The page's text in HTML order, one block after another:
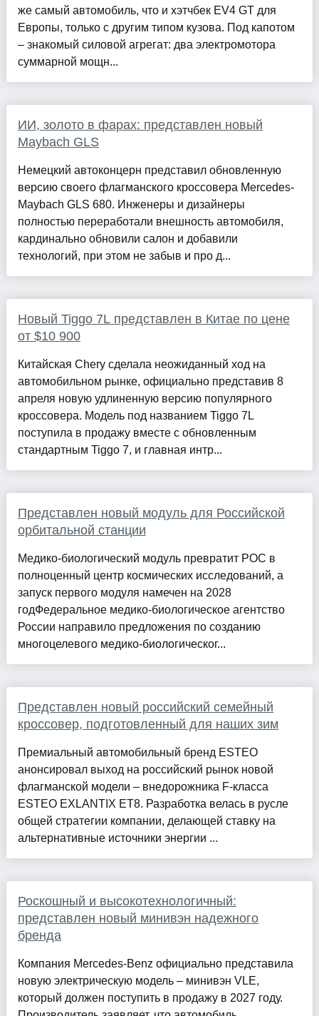
же самый автомобиль, что и хэтчбек EV4 GT для
Европы, только с другим типом кузова. Под капотом
– знакомый силовой агрегат: два электромотора
суммарной мощн...
ИИ, золото в фарах: представлен новый
Maybach GLS
Немецкий автоконцерн представил обновленную
версию своего флагманского кроссовера Mercedes-
Maybach GLS 680. Инженеры и дизайнеры
полностью переработали внешность автомобиля,
кардинально обновили салон и добавили
технологий, при этом не забыв и про д...
Новый Tiggo 7L представлен в Китае по цене
от $10 900
Китайская Chery сделала неожиданный ход на
автомобильном рынке, официально представив 8
апреля новую удлиненную версию популярного
кроссовера. Модель под названием Tiggo 7L
поступила в продажу вместе с обновленным
стандартным Tiggo 7, и главная интр...
Представлен новый модуль для Российской
орбитальной станции
Медико-биологический модуль превратит РОС в
полноценный центр космических исследований, а
запуск первого модуля намечен на 2028
годФедеральное медико-биологическое агентство
России направило предложения по созданию
многоцелевого медико-биологическог...
Представлен новый российский семейный
кроссовер, подготовленный для наших зим
Премиальный автомобильный бренд ESTEO
анонсировал выход на российский рынок новой
флагманской модели – внедорожника F-класса
ESTEO EXLANTIX ET8. Разработка велась в русле
общей стратегии компании, делающей ставку на
альтернативные источники энергии ...
Роскошный и высокотехнологичный:
представлен новый минивэн надежного
бренда
Компания Mercedes-Benz официально представила
новую электрическую модель – минивэн VLE,
который должен поступить в продажу в 2027 году.